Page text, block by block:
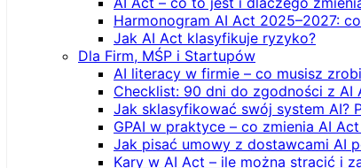
Harmonogram AI Act 2025–2027:
Jak AI Act klasyfikuje ryzyko?
Dla Firm, MŚP i Startupów
AI literacy w firmie – co musisz
Checklist: 90 dni do zgodności z AI
Jak sklasyfikować swój system AI?
GPAI w praktyce – co zmienia AI
Jak pisać umowy z dostawcami AI
Kary w AI Act – ile można stracić i